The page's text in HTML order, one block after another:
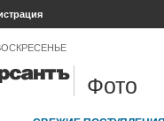
Фото